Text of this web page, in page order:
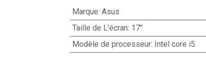
Marque: Asus
Taille de L'écran: 17"
Modèle de processeur: Intel core i5